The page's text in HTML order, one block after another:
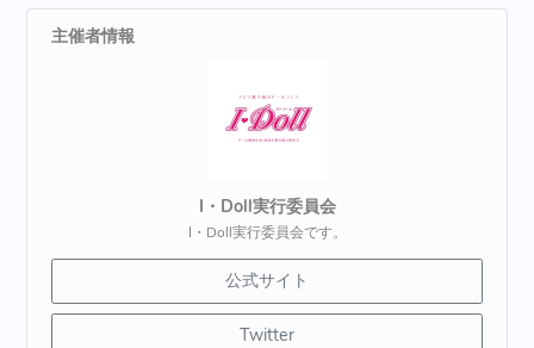
主催者情報
I・Doll実行委員会
I・Doll実行委員会です。
公式サイト
Twitter